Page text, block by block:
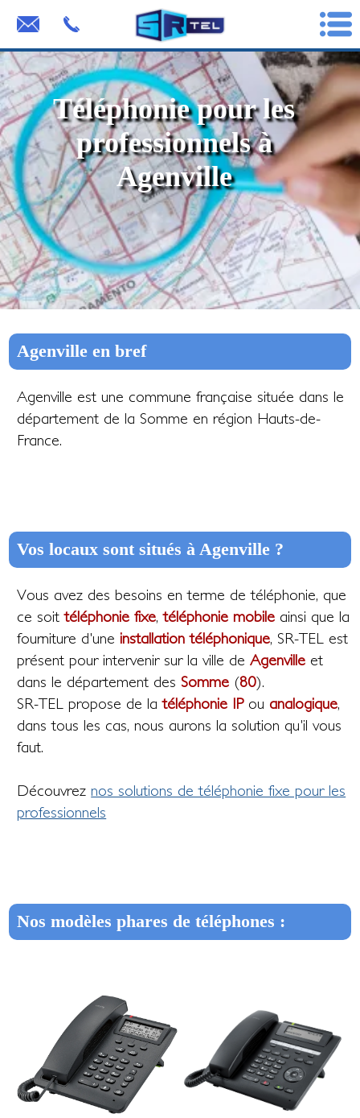
Téléphonie pour les
professionnels à
Agenville
Agenville en bref
Agenville est une commune française située dans le
département de la Somme en région Hauts-de-
France.
Vos locaux sont situés à Agenville ?
Vous avez des besoins en terme de téléphonie, que
ce soittéléphonie fixe,téléphonie mobile ainsi que la
fourniture d'une installation téléphonique, SR-TEL est
présent pour intervenir sur la ville deAgenville et
dans le département des Somme (80).
SR-TEL propose de latéléphonie IPou analogique,
dans tous les cas, nous aurons la solution qu'il vous
faut.
Découvrez nos solutions de téléphonie fixe pour les
professionnels
Nos modèles phares de téléphones :